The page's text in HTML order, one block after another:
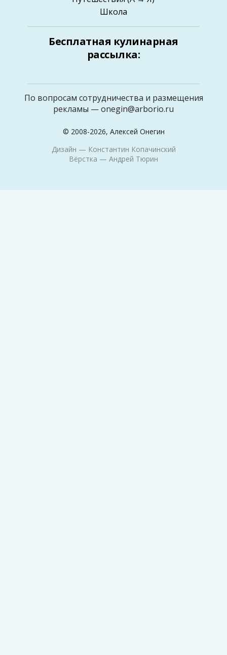
Школа
Бесплатная кулинарная
рассылка:
По вопросам сотрудничества и размещения
рекламы —onegin@arborio.ru
© 2008-2026, Алексей Онегин
Дизайн — Константин Копачинский
Вёрстка — Андрей Тюрин